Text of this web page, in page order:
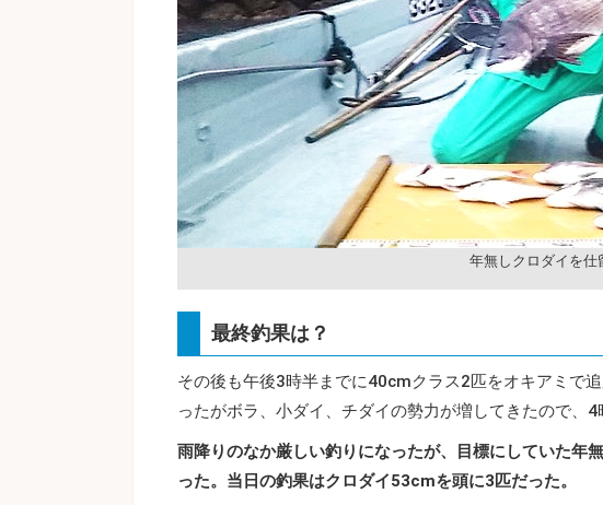
年無しクロダイを仕
最終釣果は？
その後も午後3時半までに40cmクラス2匹をオキアミで
ったがボラ、小ダイ、チダイの勢力が増してきたので、4
雨降りのなか厳しい釣りになったが、目標にしていた年
った。当日の釣果はクロダイ53cmを頭に3匹だった。